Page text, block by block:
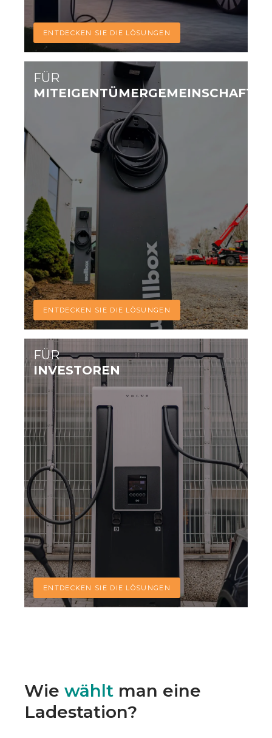
ENTDECKEN SIE DIE LÖSUNGEN
FÜR
ENTDECKEN SIE DIE LÖSUNGEN
FÜR
INVESTOREN
ENTDECKEN SIE DIE LÖSUNGEN
Wie wählt man eine
Ladestation?